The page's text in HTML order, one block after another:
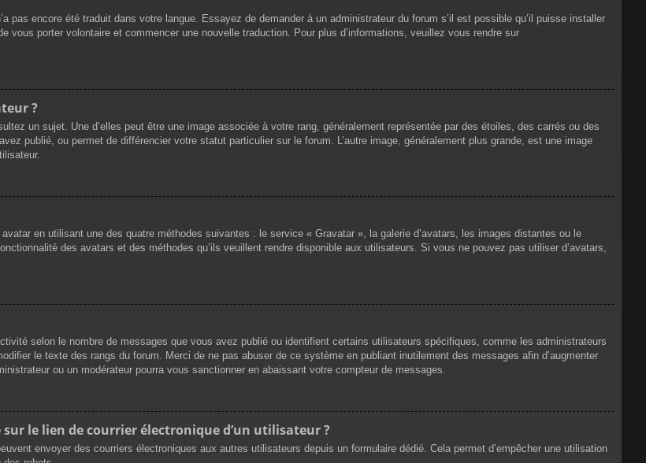
pas encore été traduit dans votre langue. Essayez de demander à un administrateur du forum s’il est possible qu’il puisse installer
vous porter volontaire et commencer une nouvelle traduction. Pour plus d’informations, veuillez vous rendre sur
?
un sujet. Une d’elles peut être une image associée à votre rang, généralement représentée par des étoiles, des carrés ou des
publié, ou permet de différencier votre statut particulier sur le forum. L’autre image, généralement plus grande, est une image
en utilisant une des quatre méthodes suivantes : le service « Gravatar », la galerie d’avatars, les images distantes ou le
des avatars et des méthodes qu’ils veuillent rendre disponible aux utilisateurs. Si vous ne pouvez pas utiliser d’avatars,
selon le nombre de messages que vous avez publié ou identifient certains utilisateurs spécifiques, comme les administrateurs
le texte des rangs du forum. Merci de ne pas abuser de ce système en publiant inutilement des messages afin d’augmenter
ou un modérateur pourra vous sanctionner en abaissant votre compteur de messages.
le lien de courrier électronique d’un utilisateur ?
envoyer des courriers électroniques aux autres utilisateurs depuis un formulaire dédié. Cela permet d’empêcher une utilisation